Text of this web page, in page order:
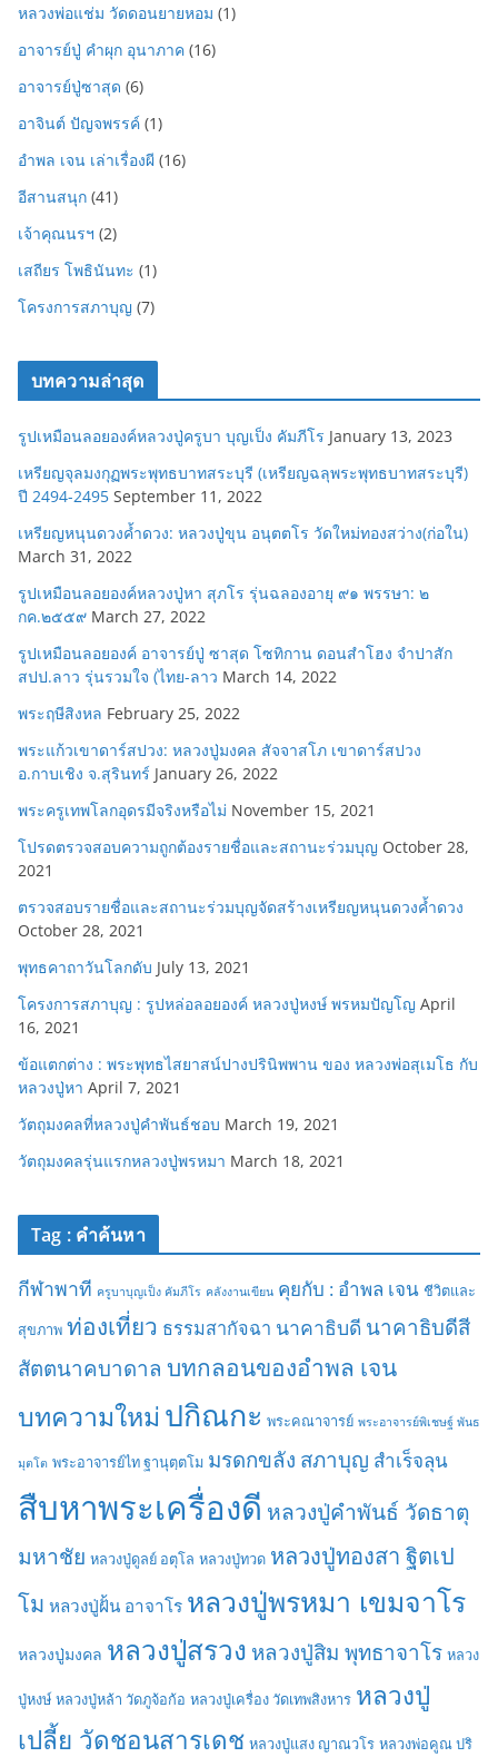
หลวงพ่อแช่ม วัดดอนยายหอม (1)
อาจารย์ปู่ คำผุก อุนาภาค (16)
อาจารย์ปู่ซาสุด (6)
อาจินต์ ปัญจพรรค์ (1)
อำพล เจน เล่าเรื่องผี (16)
อีสานสนุก (41)
เจ้าคุณนรฯ (2)
เสถียร โพธินันทะ (1)
โครงการสภาบุญ (7)
บทความล่าสุด
รูปเหมือนลอยองค์หลวงปู่ครูบา บุญเป็ง คัมภีโร January 13, 2023
เหรียญจุลมงกุฏพระพุทธบาทสระบุรี (เหรียญฉลุพระพุทธบาทสระบุรี)
ปี 2494-2495 September 11, 2022
เหรียญหนุนดวงค้ำดวง: หลวงปู่ขุน อนุตตโร วัดใหม่ทองสว่าง(ก่อใน)
March 31, 2022
รูปเหมือนลอยองค์หลวงปู่หา สุภโร รุ่นฉลองอายุ ๙๑ พรรษา: ๒
กค.๒๕๕๙ March 27, 2022
รูปเหมือนลอยองค์ อาจารย์ปู่ ซาสุด โซทิกาน ดอนสำโฮง จำปาสัก
สปป.ลาว รุ่นรวมใจ (ไทย-ลาว March 14, 2022
พระฤษีสิงหล February 25, 2022
พระแก้วเขาดาร์สปวง: หลวงปู่มงคล สัจจาสโภ เขาดาร์สปวง
อ.กาบเชิง จ.สุรินทร์ January 26, 2022
พระครูเทพโลกอุดรมีจริงหรือไม่ November 15, 2021
โปรดตรวจสอบความถูกต้องรายชื่อและสถานะร่วมบุญ October 28,
2021
ตรวจสอบรายชื่อและสถานะร่วมบุญจัดสร้างเหรียญหนุนดวงค้ำดวง
October 28, 2021
พุทธคาถาวันโลกดับ July 13, 2021
โครงการสภาบุญ : รูปหล่อลอยองค์ หลวงปู่หงษ์ พรหมปัญโญ April
16, 2021
ข้อแตกต่าง : พระพุทธไสยาสน์ปางปรินิพพาน ของ หลวงพ่อสุเมโธ กับ
หลวงปู่หา April 7, 2021
วัตถุมงคลที่หลวงปู่คำพันธ์ชอบ March 19, 2021
วัตถุมงคลรุ่นแรกหลวงปู่พรหมา March 18, 2021
Tag : คำค้นหา
กีฬาพาที ครูบาบุญเป็ง คัมภีโร คลังงานเขียน คุยกับ : อำพล เจน ชีวิตและ
สุขภาพ ท่องเที่ยว ธรรมสากัจฉา นาคาธิบดี นาคาธิบดีสี
สัตตนาคบาดาล บทกลอนของอำพล เจน
บทความใหม่ ปกิณกะ พระคณาจารย์ พระอาจารย์พิเชษฐ์ พันธ
มุตโต พระอาจารย์ไท ฐานุตฺตโม มรดกขลัง สภาบุญ สำเร็จลุน
สืบหาพระเครื่องดี หลวงปู่คำพันธ์ วัดธาตุ
มหาชัย หลวงปู่ดูลย์ อตุโล หลวงปู่ทวด หลวงปู่ทองสา ฐิตเป
โม หลวงปู่ฝั้น อาจาโร หลวงปู่พรหมา เขมจาโร
หลวงปู่มงคล หลวงปู่สรวง หลวงปู่สิม พุทธาจาโร หลวง
ปู่หงษ์ หลวงปู่หล้า วัดภูจ้อก้อ หลวงปู่เครื่อง วัดเทพสิงหาร หลวงปู่
เปลี้ย วัดชอนสารเดช หลวงปู่แสง ญาณวโร หลวงพ่อคูณ ปริ